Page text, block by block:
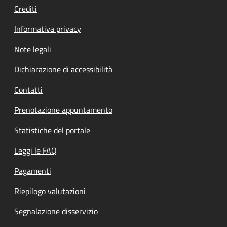
Crediti
Informativa privacy
Note legali
Dichiarazione di accessibilità
Contatti
Prenotazione appuntamento
Statistiche del portale
Leggi le FAQ
Pagamenti
Riepilogo valutazioni
Segnalazione disservizio